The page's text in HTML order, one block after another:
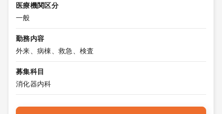
医療機関区分
一般
勤務内容
外来、病棟、救急、検査
募集科目
消化器内科